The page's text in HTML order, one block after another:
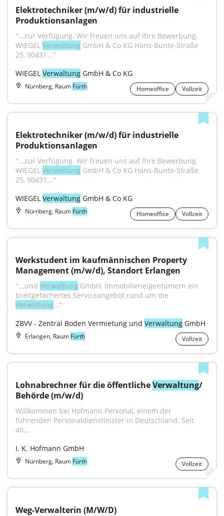
Elektrotechniker (m/w/d) für industrielle
Produktionsanlagen
"...zur Verfügung. Wir freuen uns auf Ihre Bewerbung.
WIEGEL Verwaltung GmbH & Co KG Hans-Bunte-Straße
25, 90431..."
WIEGEL Verwaltung GmbH & Co KG
Nürnberg, Raum Fürth Homeoffice Vollzeit
Elektrotechniker (m/w/d) für industrielle
Produktionsanlagen
"...zur Verfügung. Wir freuen uns auf Ihre Bewerbung.
WIEGEL Verwaltung GmbH & Co KG Hans-Bunte-Straße
25, 90431..."
WIEGEL Verwaltung GmbH & Co KG
Nürnberg, Raum Fürth Homeoffice Vollzeit
Werkstudent im kaufmännischen Property
Management (m/w/d), Standort Erlangen
"...und Verwaltung GmbH, Immobilieneigentümern ein
Verwaltung..."
ZBVV - Zentral Boden Vermietung und Verwaltung GmbH
Erlangen, Raum Fürth Vollzeit
Lohnabrechner für die öffentliche Verwaltung/
Behörde (m/w/d)
Willkommen bei Hofmann Personal, einem der
führenden Personaldienstleister in Deutschland. Seit
40...
I. K. Hofmann GmbH
Nürnberg, Raum Fürth Vollzeit
Weg-Verwalterin (M/W/D)